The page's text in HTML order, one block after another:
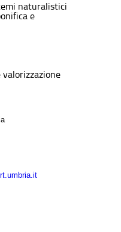
naturalistici
e